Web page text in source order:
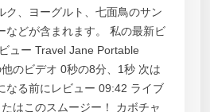
ク、ヨーグルト、七面鳥のサン
などが含まれます。 私の最新ビ
ュー Travel Jane Portable
のビデオ 0秒の8分、1秒 次は
なる前にレビュー 09:42 ライブ
はこのスムージー！ カボチャ